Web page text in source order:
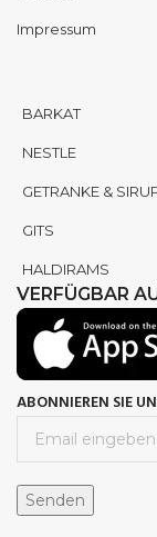
Impressum
BARKAT
NESTLE
GETRANKE &
GITS
HALDIRAMS
VERFÜGBAR
ABONNIEREN SIE